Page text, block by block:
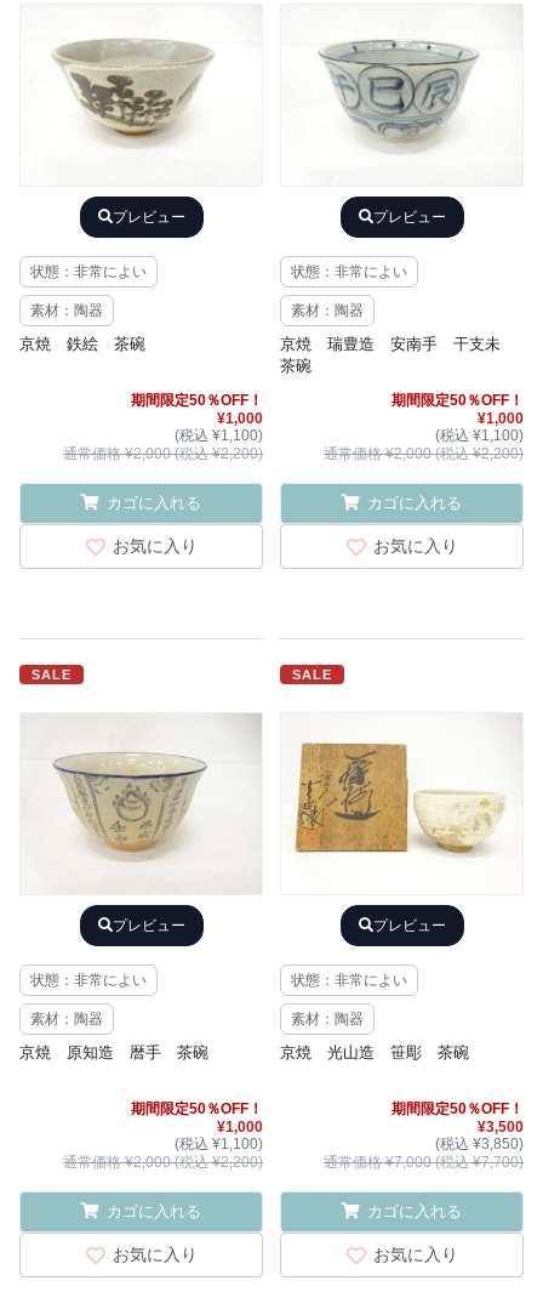
プレビュー
状態：非常によい
素材：陶器
京焼 鉄絵 茶碗
期間限定50％OFF！
¥1,000
(税込 ¥1,100)
通常価格 ¥2,000 (税込 ¥2,200)
カゴに入れる
お気に入り
プレビュー
状態：非常によい
素材：陶器
京焼 瑞豊造 安南手 干支未
茶碗
期間限定50％OFF！
¥1,000
(税込 ¥1,100)
通常価格 ¥2,000 (税込 ¥2,200)
カゴに入れる
お気に入り
SALE
プレビュー
状態：非常によい
素材：陶器
京焼 原知造 暦手 茶碗
期間限定50％OFF！
¥1,000
(税込 ¥1,100)
通常価格 ¥2,000 (税込 ¥2,200)
カゴに入れる
お気に入り
SALE
プレビュー
状態：非常によい
素材：陶器
京焼 光山造 笹彫 茶碗
期間限定50％OFF！
¥3,500
(税込 ¥3,850)
通常価格 ¥7,000 (税込 ¥7,700)
カゴに入れる
お気に入り